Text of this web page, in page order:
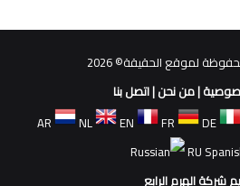
لموقع الحقيقة© 2026
|من نحن|اتصل بنا
AR
NL EN FR DE
RU
شركة الهرم الرابع